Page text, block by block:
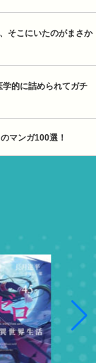
そこにいたのがまさか
学的に詰められてガチ
マンガ100選！